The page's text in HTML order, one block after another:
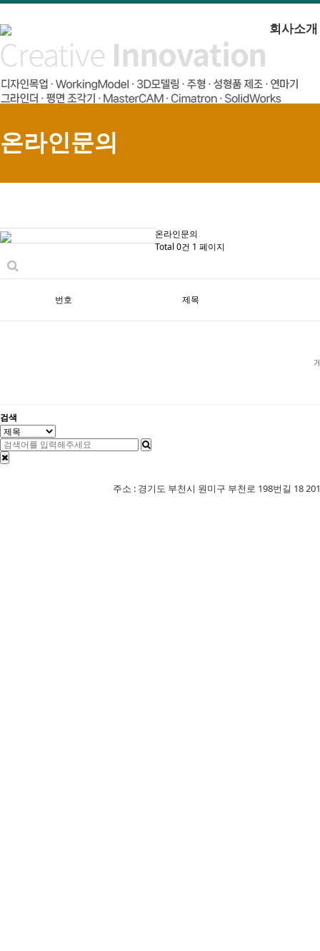
회사소개
온라인문의
온라인문의
Total 0건 1 페이지
번호 제목
검색
주소 : 경기도 부천시 원미구 부천로 198번길